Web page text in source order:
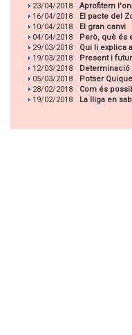
23/04/2018
Aprofitem
16/04/2018
El pacte del
10/04/2018
El gran canvi
04/04/2018
Però, què és
29/03/2018
Qui li explica
19/03/2018
Present i futur
12/03/2018
Determinació
05/03/2018
Potser
28/02/2018
Com és
19/02/2018
La lliga en